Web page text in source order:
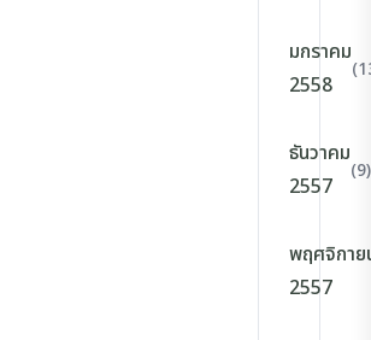
มกราคม
2558
ธันวาคม
2557
(9)
พฤศจิกาย
2557